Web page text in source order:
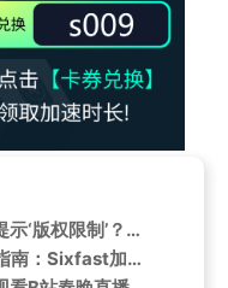
海外刷張信哲新歌《共犯》却提示‘版权限制’？我连试3个方法终于搞定，最后一种绝了！
国外玩失落的方舟steam终极指南：Sixfast加速器助你畅玩